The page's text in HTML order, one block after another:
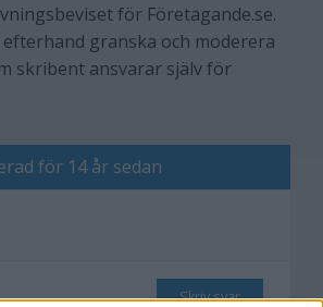
för Företagande.se.
granska och moderera
skribent ansvarar själv för
för 14 år sedan
Skriv svar